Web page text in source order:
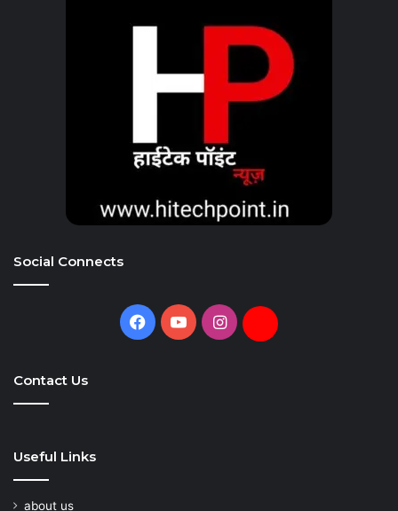
Social Connects
Facebook
YouTubeInstagramDaily
Contact Us
Useful Links
about us